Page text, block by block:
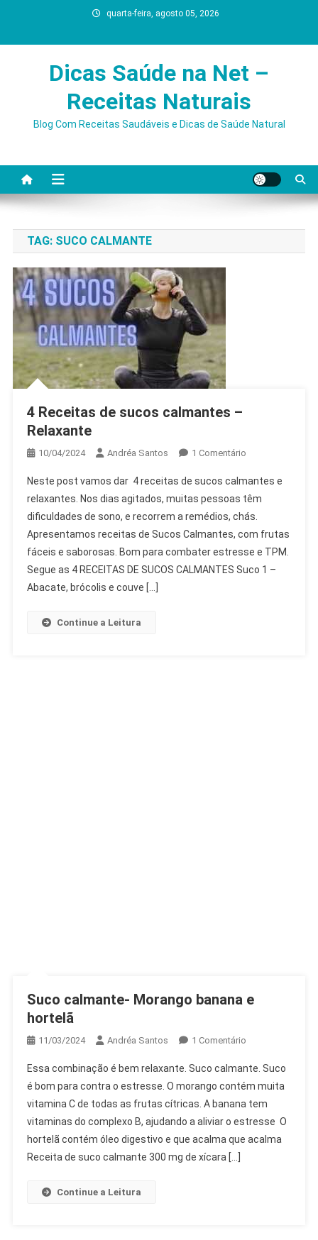
content
quarta-feira, agosto 05, 2026
Dicas Saúde na Net –
Receitas Naturais
Blog Com Receitas Saudáveis e Dicas de Saúde Natural
TAG: SUCO CALMANTE
4 Receitas de sucos calmantes –
Relaxante
10/04/2024 Andréa Santos 1 ComentárioEm
Receitas
De
Sucos
Calmantes
–
Relaxante
Neste post vamos dar 4 receitas de sucos calmantes e
relaxantes. Nos dias agitados, muitas pessoas têm
dificuldades de sono, e recorrem a remédios, chás.
Apresentamos receitas de Sucos Calmantes, com frutas
fáceis e saborosas. Bom para combater estresse e TPM.
Segue as 4 RECEITAS DE SUCOS CALMANTES Suco 1 –
Abacate, brócolis e couve […]
Continue a Leitura
Suco calmante- Morango banana e
hortelã
11/03/2024 Andréa Santos 1 ComentárioEm
Calmante-
Morango
Banana
E
Hortelã
Essa combinação é bem relaxante. Suco calmante. Suco
é bom para contra o estresse. O morango contém muita
vitamina C de todas as frutas cítricas. A banana tem
vitaminas do complexo B, ajudando a aliviar o estresse O
hortelã contém óleo digestivo e que acalma que acalma
Receita de suco calmante 300 mg de xícara […]
Continue a Leitura